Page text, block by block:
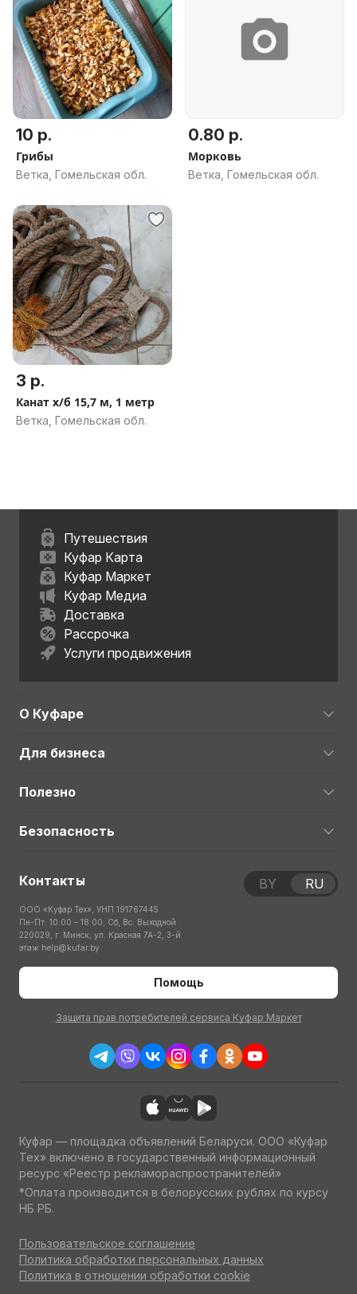
10 р.
Грибы
Ветка, Гомельская обл.
0.80 р.
Морковь
Ветка, Гомельская обл.
3 р.
Канат х/б 15,7 м, 1 метр
Ветка, Гомельская обл.
Путешествия
Куфар Карта
Куфар Маркет
Куфар Медиа
Доставка
Рассрочка
Услуги продвижения
О Куфаре
Для бизнеса
Полезно
Безопасность
Контакты
ООО «Куфар Тех», УНП 191767445
Пн-Пт: 10:00 – 18:00; Сб, Вс: Выходной
220029, г. Минск, ул. Красная 7А-2, 3-й
этаж help@kufar.by
Помощь
Защита прав потребителей сервиса Куфар Маркет
BY RU
Куфар — площадка объявлений Беларуси. ООО «Куфар
Тех» включено в государственный информационный
ресурс «Реестр рекламораспространителей»
*Оплата производится в белорусских рублях по курсу
НБ РБ.
Пользовательское соглашение
Политика обработки персональных данных
Политика в отношении обработки cookie